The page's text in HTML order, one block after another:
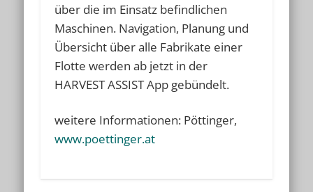
über die im Einsatz befindlichen
Maschinen. Navigation, Planung und
Übersicht über alle Fabrikate einer
Flotte werden ab jetzt in der
HARVEST ASSIST App gebündelt.
weitere Informationen: Pöttinger,
www.poettinger.at